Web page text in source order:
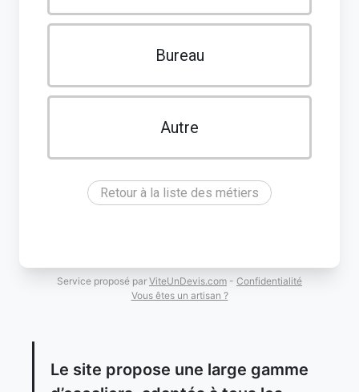
Bureau
Autre
Retour à la liste des métiers
Service proposé par ViteUnDevis.com - Confidentialité
Vous êtes un artisan ?
Le site propose une large gamme